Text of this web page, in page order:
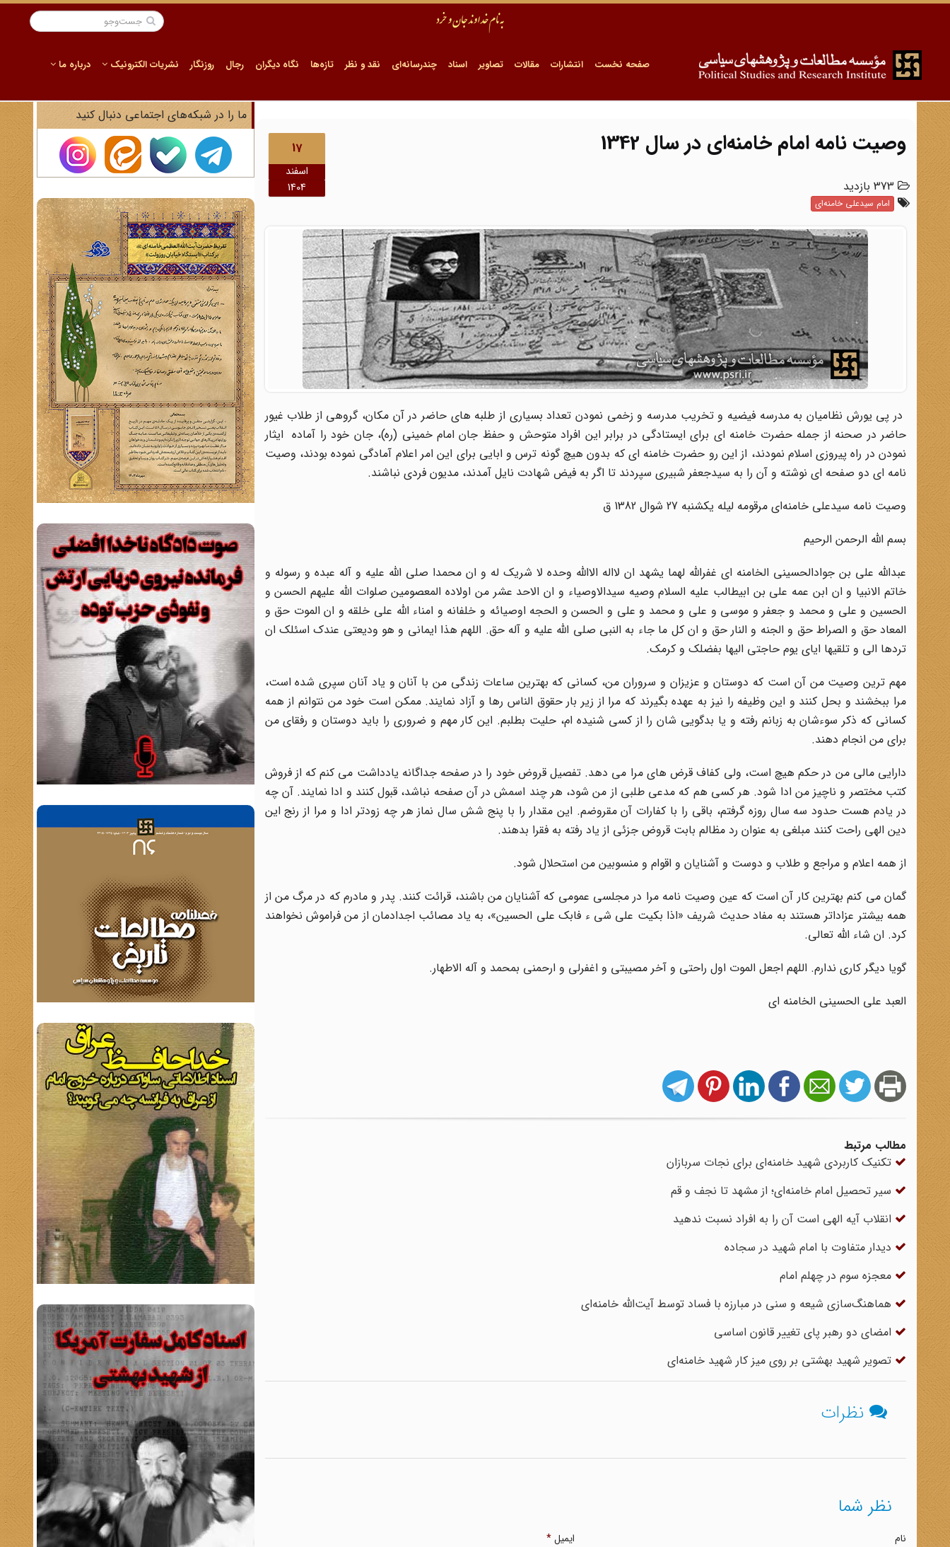
صفحه نخست انتشارات مقالات تصاویر اسناد چندرسانه‌ای نقد و نظر تازه‌ها نگاه دیگران رجال روزنگار نشریات الکترونیک درباره ما
17
اسفند
1404
وصیت نامه امام خامنه‌ای در سال 1342
امام سیدعلی خامنه‌ای
در پی یورش نظامیان به مدرسه فیضیه و تخریب مدرسه و زخمی نمودن تعداد بسیاری از طلبه های حاضر در آن مکان، گروهی از طلاب غیور
حاضر در صحنه از جمله حضرت خامنه ای برای ایستادگی در برابر این افراد متوحش و حفظ جان امام خمینی (ره)، جان خود را آماده ایثار
نمودن در راه پیروزی اسلام نمودند، از این رو حضرت خامنه ای که بدون هیچ گونه ترس و ابایی برای این امر اعلام آمادگی نموده بودند، وصیت
نامه ای دو صفحه ای نوشته و آن را به سیدجعفر شبیری سپردند تا اگر به فیض شهادت نایل آمدند، مدیون فردی نباشند.
وصیت نامه سیدعلی خامنه‌ای مرقومه لیله یکشنبه 27 شوال 1382 ق
بسم الله الرحمن الرحیم
عبدالله علی بن جوادالحسینی الخامنه ای غفرالله لهما یشهد ان لااله الاالله وحده لا شریک له و ان محمدا صلی الله علیه و آله عبده و رسوله و
خاتم الانبیا و ان ابن عمه علی بن ابیطالب علیه السلام وصیه سیدالاوصیاء و ان الاحد عشر من اولاده المعصومین صلوات الله علیهم الحسن و
الحسین و علی و محمد و جعفر و موسی و علی و محمد و علی و الحسن و الحجه اوصیائه و خلفانه و امناء الله علی خلقه و ان الموت حق و
المعاد حق و الصراط حق و الجنه و النار حق و ان کل ما جاء به النبی صلی الله علیه و آله حق. اللهم هذا ایمانی و هو ودیعتی عندک اسئلک ان
تردها الی و تلقیها ایای یوم حاجتی الیها بفضلک و کرمک.
مهم ترین وصیت من آن است که دوستان و عزیزان و سروران من، کسانی که بهترین ساعات زندگی من با آنان و یاد آنان سپری شده است،
مرا ببخشند و بحل کنند و این وظیفه را نیز به عهده بگیرند که مرا از زیر بار حقوق الناس رها و آزاد نمایند. ممکن است خود من نتوانم از همه
کسانی که ذکر سوءشان به زبانم رفته و یا بدگویی شان را از کسی شنیده ام، حلیت بطلبم. این کار مهم و ضروری را باید دوستان و رفقای من
برای من انجام دهند.
دارایی مالی من در حکم هیچ است، ولی کفاف قرض های مرا می دهد. تفصیل قروض خود را در صفحه جداگانه یادداشت می کنم که از فروش
کتب مختصر و ناچیز من ادا شود. هر کسی هم که مدعی طلبی از من شود، هر چند اسمش در آن صفحه نباشد، قبول کنند و ادا نمایند. آن چه
در یادم هست حدود سه سال روزه گرفتم، باقی را با کفارات آن مقروضم. این مقدار را با پنج شش سال نماز هر چه زودتر ادا و مرا از رنج این
دین الهی راحت کنند مبلغی به عنوان رد مظالم بابت قروض جزئی از یاد رفته به فقرا بدهند.
از همه اعلام و مراجع و طلاب و دوست و آشنایان و اقوام و منسوبین من استحلال شود.
گمان می کنم بهترین کار آن است که عین وصیت نامه مرا در مجلسی عمومی که آشنایان من باشند، قرائت کنند. پدر و مادرم که در مرگ من از
همه بیشتر عزاداتر هستند به مفاد حدیث شریف «اذا بکیت علی شی ء فابک علی الحسین»، به یاد مصائب اجدادمان از من فراموش نخواهند
کرد. ان شاء الله تعالی.
گویا دیگر کاری ندارم. اللهم اجعل الموت اول راحتی و آخر مصیبتی و اغفرلی و ارحمنی بمحمد و آله الاطهار.
العبد علی الحسینی الخامنه ای
مطالب مرتبط
تکنیک کاربردی شهید خامنه‌ای برای نجات سربازان
سیر تحصیل امام خامنه‌ای؛ از مشهد تا نجف و قم
انقلاب آیه الهی است آن را به افراد نسبت ندهید
دیدار متفاوت با امام شهید در سجاده
معجزه سوم در چهلم امام
هماهنگ‌سازی شیعه و سنی در مبارزه با فساد توسط آیت‌الله خامنه‌ای
امضای دو رهبر پای تغییر قانون اساسی
تصویر شهید بهشتی بر روی میز کار شهید خامنه‌ای
نظرات
نظر شما
نام ایمیل*
ما را در شبکه‌های اجتماعی دنبال کنید